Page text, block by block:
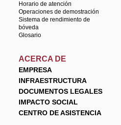
Horario de atención
Operaciones de demostración
Sistema de rendimiento de
bóveda
Glosario
ACERCA DE
EMPRESA
INFRAESTRUCTURA
DOCUMENTOS LEGALES
IMPACTO SOCIAL
CENTRO DE ASISTENCIA